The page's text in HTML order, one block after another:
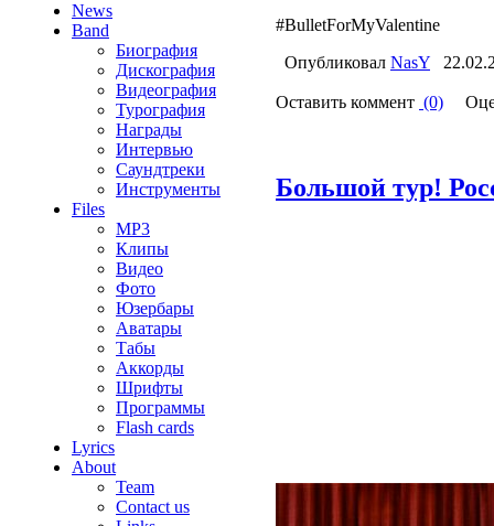
News
Band
Биография
Дискография
Видеография
Турография
Награды
Интервью
Саундтреки
Инструменты
Files
MP3
Клипы
Видео
Фото
Юзербары
Аватары
Табы
Аккорды
Шрифты
Программы
Flash cards
Lyrics
About
Team
Contact us
#BulletForMyValentine
Опубликовал NasY
Оставить коммент (0)
Большой тур!